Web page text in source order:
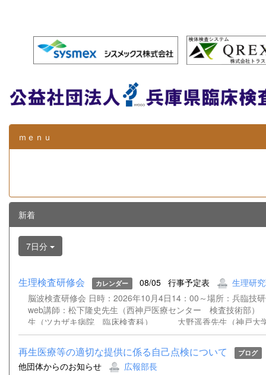
ｍｅｎｕ
新着
7日分
生理検査研修会 カレンダー 08/05 行事予定表
生理研
脳波検査研修会 日時：2026年10月4日14：00～場所：兵臨技
web講師：松下隆史先生（西神戸医療センター 検査技術
生（ツカザキ病院 臨床検査科） 大野遥香先生（神戸大
院 検査部） 松﨑俊樹先生（姫路赤十字病院 検査技術
再生医療等の適切な提供に係る自己点検について ブログ
他団体からのお知らせ
広報部長